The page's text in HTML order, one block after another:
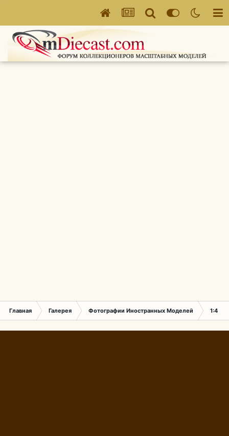
Главная Галерея Фотографии Иностранных Моделей 1:43